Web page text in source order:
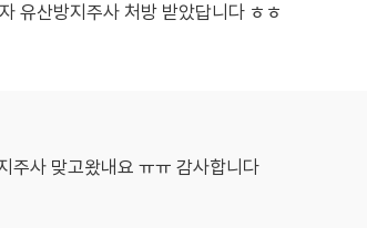
유산방지주사 처방 받았답니다 ㅎㅎ
주사 맞고왔내요 ㅠㅠ 감사합니다